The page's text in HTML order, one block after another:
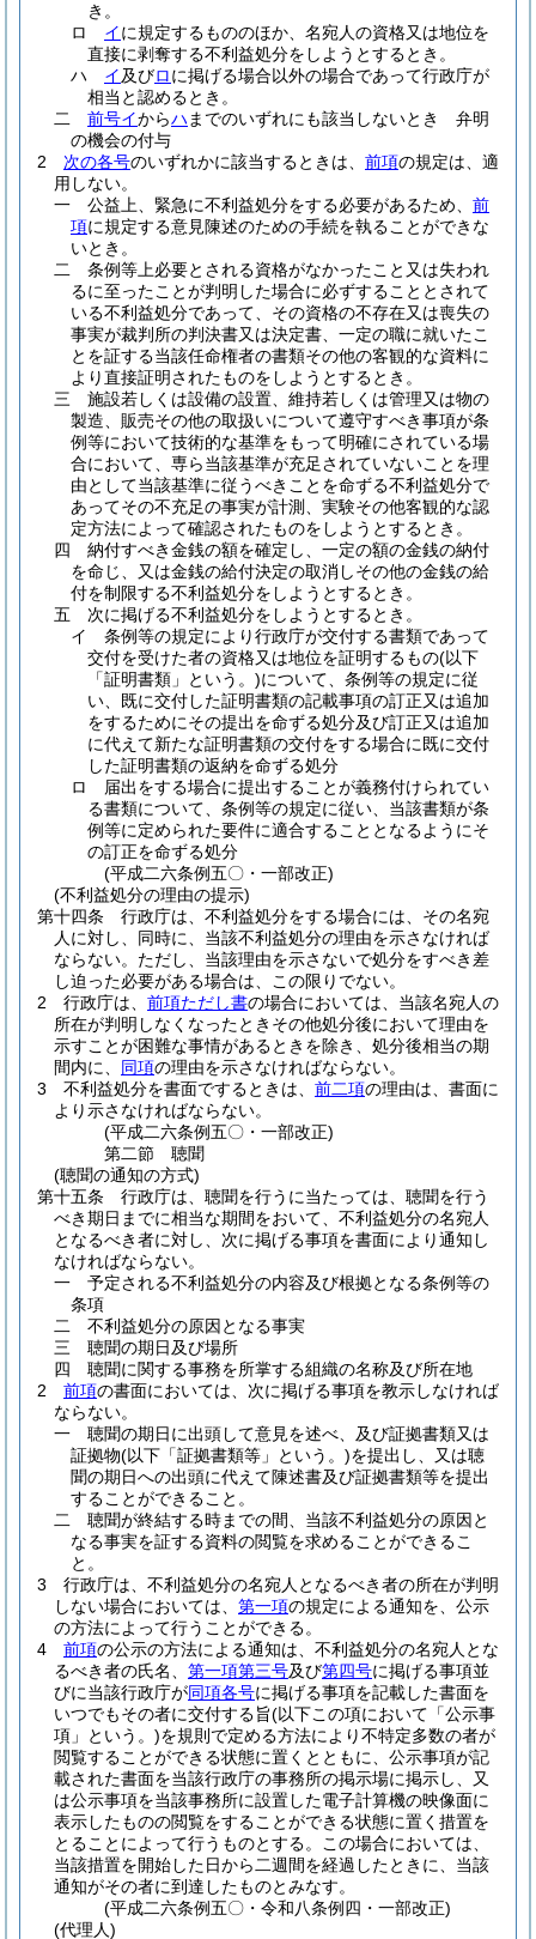
き。
ロ
イに規定するもののほか、名宛人の資格又は地位を
直接に剥奪する不利益処分をしようとするとき。
ハ
イ及びロに掲げる場合以外の場合であって行政庁が
相当と認めるとき。
二
前号イからハ までのいずれにも該当しないとき 弁明
の機会の付与
2
次の各号のいずれかに該当するときは、 前項の規定は、適
用しない。
一
公益上、緊急に不利益処分をする必要があるため、 前
項に規定する意見陳述のための手続を執ることができな
いとき。
二
条例等上必要とされる資格がなかったこと又は失われ
るに至ったことが判明した場合に必ずすることとされて
いる不利益処分であって、その資格の不存在又は喪失の
事実が裁判所の判決書又は決定書、一定の職に就いたこ
とを証する当該任命権者の書類その他の客観的な資料に
より直接証明されたものをしようとするとき。
三
施設若しくは設備の設置、維持若しくは管理又は物の
製造、販売その他の取扱いについて遵守すべき事項が条
例等において技術的な基準をもって明確にされている場
合において、専ら当該基準が充足されていないことを理
由として当該基準に従うべきことを命ずる不利益処分で
あってその不充足の事実が計測、実験その他客観的な認
定方法によって確認されたものをしようとするとき。
四
納付すべき金銭の額を確定し、一定の額の金銭の納付
を命じ、又は金銭の給付決定の取消しその他の金銭の給
付を制限する不利益処分をしようとするとき。
五
次に掲げる不利益処分をしようとするとき。
イ
条例等の規定により行政庁が交付する書類であって
交付を受けた者の資格又は地位を証明するもの(以下
「証明書類」という。)について、条例等の規定に従
い、既に交付した証明書類の記載事項の訂正又は追加
をするためにその提出を命ずる処分及び訂正又は追加
に代えて新たな証明書類の交付をする場合に既に交付
した証明書類の返納を命ずる処分
ロ
届出をする場合に提出することが義務付けられてい
る書類について、条例等の規定に従い、当該書類が条
例等に定められた要件に適合することとなるようにそ
の訂正を命ずる処分
(平成二六条例五〇・一部改正)
(不利益処分の理由の提示)
第十四条
行政庁は、不利益処分をする場合には、その名宛
人に対し、同時に、当該不利益処分の理由を示さなければ
ならない。 ただし、当該理由を示さないで処分をすべき差
し迫った必要がある場合は、この限りでない。
2
行政庁は、 前項ただし書の場合においては、当該名宛人の
所在が判明しなくなったときその他処分後において理由を
示すことが困難な事情があるときを除き、処分後相当の期
間内に、 同項の理由を示さなければならない。
3
不利益処分を書面でするときは、 前二項の理由は、書面に
より示さなければならない。
(平成二六条例五〇・一部改正)
第二節
聴聞
(聴聞の通知の方式)
第十五条
行政庁は、聴聞を行うに当たっては、聴聞を行う
べき期日までに相当な期間をおいて、不利益処分の名宛人
となるべき者に対し、次に掲げる事項を書面により通知し
なければならない。
一
予定される不利益処分の内容及び根拠となる条例等の
条項
二
不利益処分の原因となる事実
三
聴聞の期日及び場所
四
聴聞に関する事務を所掌する組織の名称及び所在地
2
前項の書面においては、次に掲げる事項を教示しなければ
ならない。
一
聴聞の期日に出頭して意見を述べ、及び証拠書類又は
証拠物(以下「証拠書類等」という。)を提出し、又は聴
聞の期日への出頭に代えて陳述書及び証拠書類等を提出
することができること。
二
聴聞が終結する時までの間、当該不利益処分の原因と
なる事実を証する資料の閲覧を求めることができるこ
と。
3
行政庁は、不利益処分の名宛人となるべき者の所在が判明
しない場合においては、 第一項の規定による通知を、公示
の方法によって行うことができる。
4
前項の公示の方法による通知は、不利益処分の名宛人とな
るべき者の氏名、 第一項第三号及び第四号に掲げる事項並
びに当該行政庁が同項各号に掲げる事項を記載した書面を
いつでもその者に交付する旨(以下この項において「公示事
項」という。)を規則で定める方法により不特定多数の者が
閲覧することができる状態に置くとともに、公示事項が記
載された書面を当該行政庁の事務所の掲示場に掲示し、又
は公示事項を当該事務所に設置した電子計算機の映像面に
表示したものの閲覧をすることができる状態に置く措置を
とることによって行うものとする。
この場合においては、
当該措置を開始した日から二週間を経過したときに、当該
通知がその者に到達したものとみなす。
(平成二六条例五〇・令和八条例四・一部改正)
(代理人)